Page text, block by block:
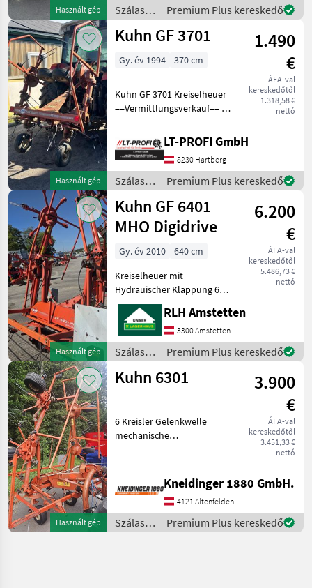
Használt gép
berendezés, Szórásszög
állítása, Védőkorlát
Szálastakarmány
betakarítók
/ Kuhn
Premium Plus kereskedő
Használt gép
Kuhn GF 3701
1.490
€
ÁFA-val
kereskedőtől
1.318,58 €
nettó
Gy. év 1994 370 cm
Kuhn GF 3701 Kreiselheuer
==Vermittlungsverkauf== -
Zustand -sofort Verfügbar
Maschine zu besichtigen bei
#LT-Profi GmbH #Landtech
LT-PROFI GmbH
8230 Hartberg
Szálastakarmány
betakarítók
/ Kuhn
Premium Plus kereskedő
Használt gép
Kuhn GF 6401
MHO Digidrive
6.200
€
ÁFA-val
kereskedőtől
5.486,73 €
nettó
Gy. év 2010
640 cm
Kreiselheuer mit
Hydrauischer Klappung 6
Zinkenarme Je Kreisel
Digidrive Antriebssystem
Hydr.
Grenzstreueinrichtung
Tastrad Warntafeln mit
Beleuchtung Szálasta
RLH Amstetten
3300 Amstetten
Szálastakarmány
betakarítók
/ Kuhn
Premium Plus kereskedő
Használt gép
Kuhn 6301
3.900
€
ÁFA-val
kereskedőtől
3.451,33 €
nettó
6 Kreisler Gelenkwelle
mechanische
betakarítók RendkezelőKneidinger 1880 GmbH.
4121 Altenfelden
Szálastakarmány
betakarítók
Premium Plus kereskedő